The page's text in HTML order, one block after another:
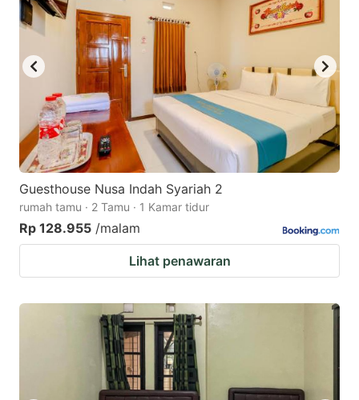
Guesthouse Nusa Indah Syariah 2
rumah tamu · 2 Tamu · 1 Kamar tidur
Rp 128.955 /malam
Lihat penawaran